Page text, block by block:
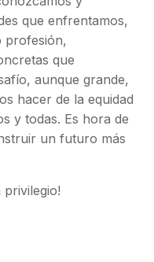
que enfrentamos,
profesión,
que
aunque grande,
hacer de la equidad
y todas. Es hora de
un futuro más
privilegio!